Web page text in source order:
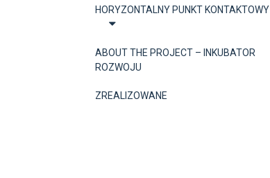
HORYZONTALNY PUNKT KONTAKTOWY
ABOUT THE PROJECT – INKUBATOR
ROZWOJU
ZREALIZOWANE